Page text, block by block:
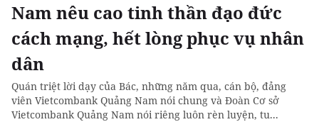
Nam nêu cao tinh thần đạo đức
cách mạng, hết lòng phục vụ nhân
dân
Quán triệt lời dạy của Bác, những năm qua, cán bộ, đảng
viên Vietcombank Quảng Nam nói chung và Đoàn Cơ sở
Vietcombank Quảng Nam nói riêng luôn rèn luyện, tu...